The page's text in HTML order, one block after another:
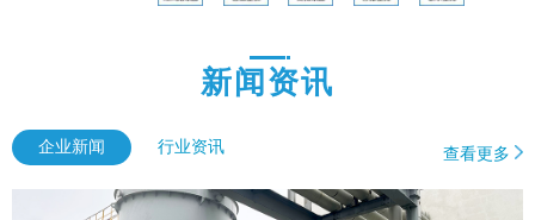
新闻资讯
企业新闻 行业资讯 查看更多